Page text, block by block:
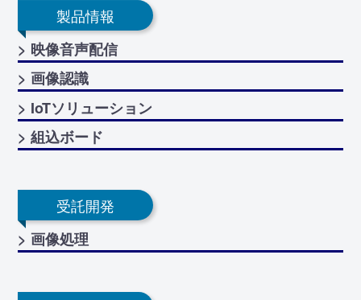
製品情報
> 映像音声配信
> 画像認識
> IoTソリューション
> 組込ボード
受託開発
> 画像処理